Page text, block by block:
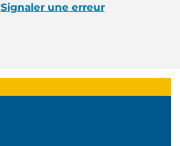
Signaler une erreur